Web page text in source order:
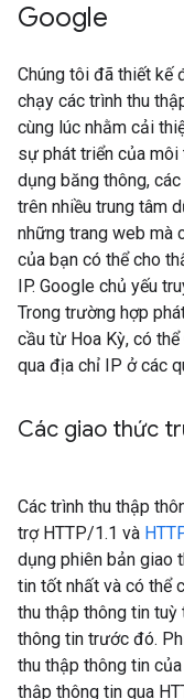
Google
Chúng tôi đã thiết kế
chạy các trình thu
cùng lúc nhằm cải
sự phát triển của
dụng băng thông,
trên nhiều trung tâm
những trang web mà
của bạn có thể cho
IP. Google chủ yếu
Trong trường hợp
cầu từ Hoa Kỳ, có
qua địa chỉ IP ở các
Các giao thức
Các trình thu thập
trợ HTTP/1.1 và
dụng phiên bản giao
tin tốt nhất và có thể
thu thập thông tin
thông tin trước đó.
thu thập thông tin
thập thông tin qua